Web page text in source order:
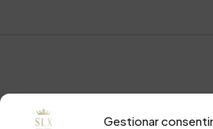
Gestionar